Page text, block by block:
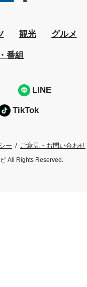
観光 グルメ
番組
LINE
TikTok
ー ご意見・お問い合わせ
All Rights Reserved.